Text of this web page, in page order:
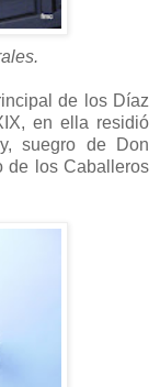
de los Díaz
en ella residió
suegro de Don
de los Caballeros